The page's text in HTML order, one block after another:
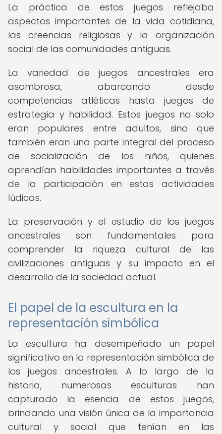
La práctica de estos juegos reflejaba
aspectos importantes de la vida cotidiana,
las creencias religiosas y la organización
social de las comunidades antiguas.
La variedad de juegos ancestrales era
asombrosa, abarcando desde
competencias atléticas hasta juegos de
estrategia y habilidad. Estos juegos no solo
eran populares entre adultos, sino que
también eran una parte integral del proceso
de socialización de los niños, quienes
aprendían habilidades importantes a través
de la participación en estas actividades
lúdicas.
La preservación y el estudio de los juegos
ancestrales son fundamentales para
comprender la riqueza cultural de las
civilizaciones antiguas y su impacto en el
desarrollo de la sociedad actual.
El papel de la escultura en la
representación simbólica
La escultura ha desempeñado un papel
significativo en la representación simbólica de
los juegos ancestrales. A lo largo de la
historia, numerosas esculturas han
capturado la esencia de estos juegos,
brindando una visión única de la importancia
cultural y social que tenían en las